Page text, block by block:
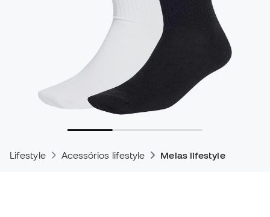
Lifestyle Acessórios lifestyle Meias lifestyle